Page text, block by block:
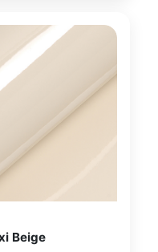
Beige